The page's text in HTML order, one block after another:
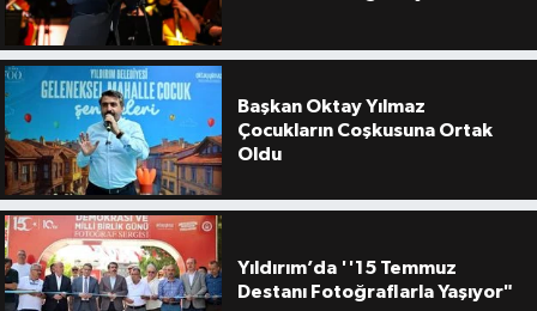
Başkan Oktay Yılmaz
Çocukların Coşkusuna Ortak
Oldu
Yıldırım’da ''15 Temmuz
Destanı Fotoğraflarla Yaşıyor"